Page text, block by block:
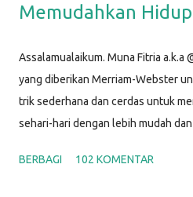
Memudahkan
Assalamualaikum. Muna Fitria a.k.a
yang diberikan Merriam-Webster
trik sederhana dan cerdas untuk
sehari-hari dengan lebih mudah
membantu menyelesaikan masalah
BERBAGI 102 KOMENTAR